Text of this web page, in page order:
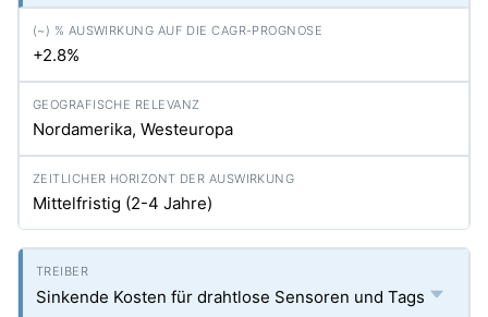
+2.8%
Nordamerika, Westeuropa
Mittelfristig (2-4 Jahre)
Sinkende Kosten für drahtlose Sensoren und Tags